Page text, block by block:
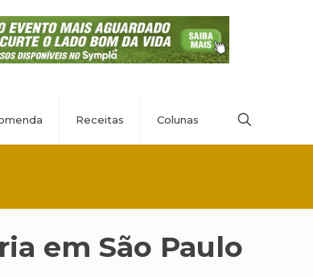
Receitas Colunas
em São Paulo